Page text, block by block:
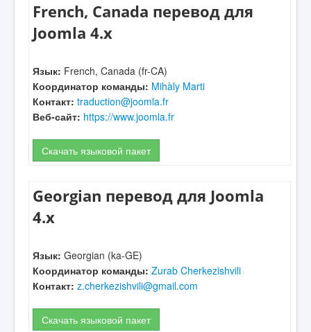
French, Canada перевод для
Joomla 4.x
Язык: French, Canada (fr-CA)
Координатор команды: Mihàly Marti
Контакт: traduction@joomla.fr
Веб-сайт: https://www.joomla.fr
Скачать языковой пакет
Georgian перевод для Joomla
4.x
Язык: Georgian (ka-GE)
Координатор команды: Zurab Cherkezishvili
Контакт: z.cherkezishvili@gmail.com
Скачать языковой пакет